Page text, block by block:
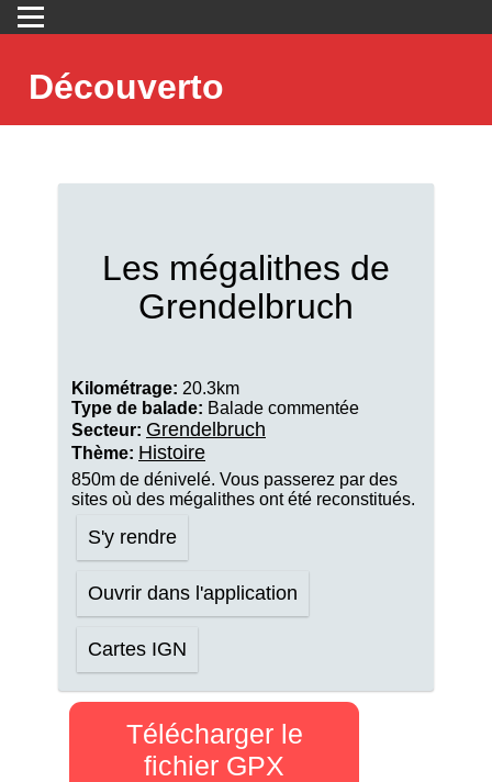
Découverto
Les mégalithes de
Grendelbruch
Kilométrage: 20.3km
Type de balade: Balade commentée
Secteur: Grendelbruch
Thème: Histoire
850m de dénivelé. Vous passerez par des
sites où des mégalithes ont été reconstitués.
S'y rendre
Ouvrir dans l'application
Cartes IGN
Télécharger le
fichier GPX